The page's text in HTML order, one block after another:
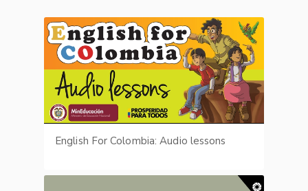
English For Colombia: Audio lessons